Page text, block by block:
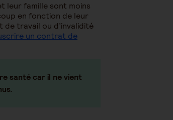
leur famille sont moins
en fonction de leur
de travail ou d’invalidité
un contrat de
santé car il ne vient